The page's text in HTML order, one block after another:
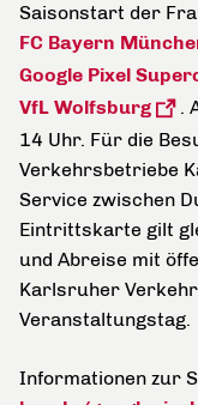
Saisonstart der
FC Bayern
Google Pixel
VfL Wolfsburg
.
14 Uhr. Für die
Verkehrsbetriebe
Service zwischen
Eintrittskarte gilt
und Abreise mit
Karlsruher
Veranstaltungstag.
Informationen zur